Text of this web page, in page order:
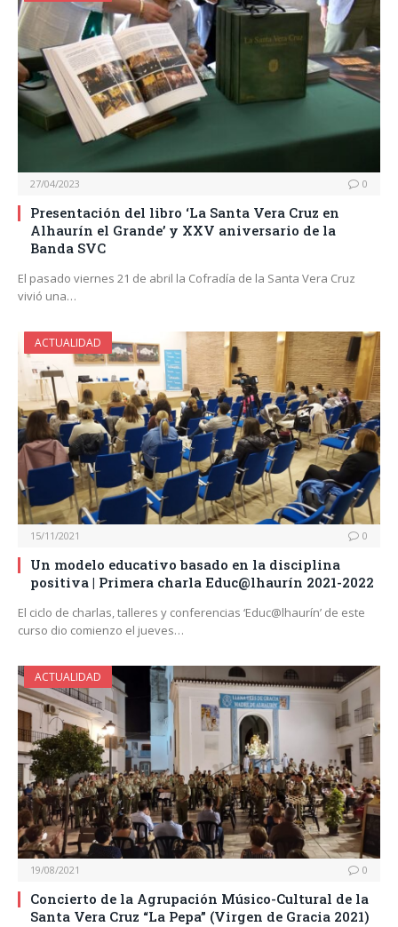
27/04/2023 0
Presentación del libro ‘La Santa Vera Cruz en
Alhaurín el Grande’ y XXV aniversario de la
Banda SVC
El pasado viernes 21 de abril la Cofradía de la Santa Vera Cruz
vivió una…
ACTUALIDAD
15/11/2021 0
Un modelo educativo basado en la disciplina
positiva | Primera charla Educ@lhaurín 2021-2022
El ciclo de charlas, talleres y conferencias ‘Educ@lhaurín’ de este
curso dio comienzo el jueves…
ACTUALIDAD
19/08/2021 0
Concierto de la Agrupación Músico-Cultural de la
Santa Vera Cruz “La Pepa” (Virgen de Gracia 2021)